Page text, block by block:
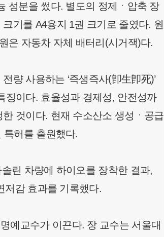
성분을 썼다. 별도의 정제ㆍ압축 장
기를 A4용지 1권 크기로 줄였다. 원
은 자동차 자체 배터리(시거잭)다.
량 사용하는 ‘즉생즉사(卽生卽死)’
징이다. 효율성과 경제성, 안전성까
것이다. 현재 수소산소 생성ㆍ공급
특허를 출원했다.
린 차량에 하이오를 장착한 결과,
저감 효과를 기록했다.
예교수가 이끈다. 장 교수는 서울대